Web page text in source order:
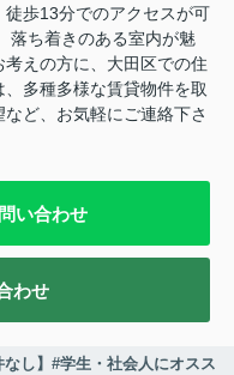
歩13分でのアクセスが可
落ち着きのある室内が魅
えの方に、大田区での住
多種多様な賃貸物件を取
ど、お気軽にご連絡下さ
い合わせ
わせ
し】#学生・社会人にオスス